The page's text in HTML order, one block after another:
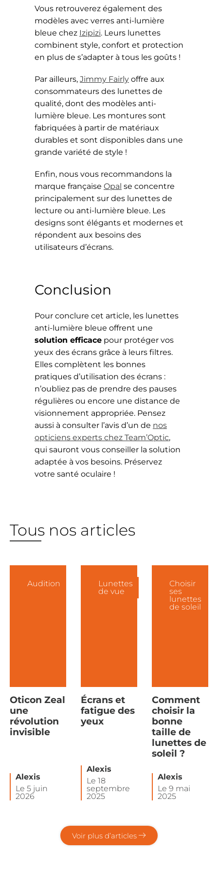
Vous retrouverez également des
modèles avec verres anti-lumière
bleue chez Izipizi. Leurs lunettes
combinent style, confort et protection
en plus de s’adapter à tous les goûts !
Par ailleurs, Jimmy Fairly offre aux
consommateurs des lunettes de
qualité, dont des modèles anti-
lumière bleue. Les montures sont
fabriquées à partir de matériaux
durables et sont disponibles dans une
grande variété de style !
Enfin, nous vous recommandons la
marque française Opal se concentre
principalement sur des lunettes de
lecture ou anti-lumière bleue. Les
designs sont élégants et modernes et
répondent aux besoins des
utilisateurs d’écrans.
Conclusion
Pour conclure cet article, les lunettes
anti-lumière bleue offrent une
solution efficace pour protéger vos
yeux des écrans grâce à leurs filtres.
Elles complètent les bonnes
pratiques d’utilisation des écrans :
n’oubliez pas de prendre des pauses
régulières ou encore une distance de
visionnement appropriée. Pensez
aussi à consulter l’avis d’un de nos
opticiens experts chez Team’Optic,
qui sauront vous conseiller la solution
adaptée à vos besoins. Préservez
votre santé oculaire !
Tous nos articles
Audition
Oticon Zeal
une
révolution
invisible
Alexis
Le 5 juin
2026
Lunettes
de vue
Écrans et
fatigue des
yeux
Alexis
Le 18
septembre
2025
Choisir
ses
lunettes
de soleil
Comment
choisir la
bonne
taille de
lunettes de
soleil ?
Alexis
Le 9 mai
2025
Voir plus d’articles